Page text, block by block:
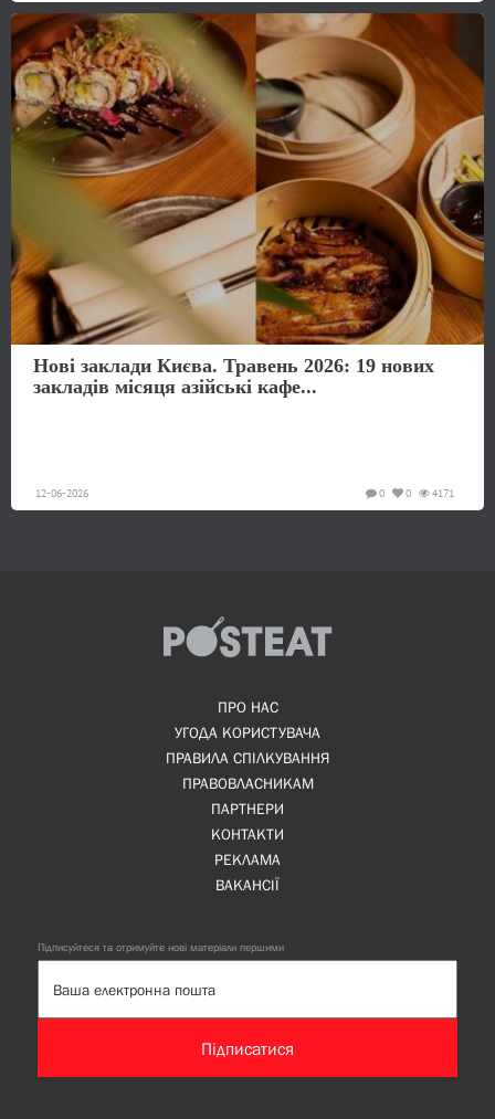
Нові заклади Києва. Травень 2026: 19 нових
закладів місяця азійські кафе...
12-06-2026 4171
0
0
ПРО НАС
УГОДА КОРИСТУВАЧА
ПРАВИЛА СПІЛКУВАННЯ
ПРАВОВЛАСНИКАМ
ПАРТНЕРИ
КОНТАКТИ
РЕКЛАМА
ВАКАНСІЇ
Підписуйтеся та отримуйте нові матеріали першими
Підписатися